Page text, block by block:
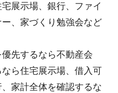
展示場、銀行、ファイ
、家づくり勉強会など
先するなら不動産会
ら住宅展示場、借入可
家計全体を確認するな